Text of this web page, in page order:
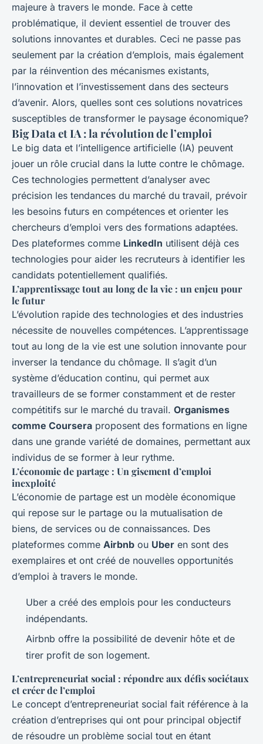
majeure à travers le monde. Face à cette
problématique, il devient essentiel de trouver des
solutions innovantes et durables. Ceci ne passe pas
seulement par la création d’emplois, mais également
par la réinvention des mécanismes existants,
l’innovation et l’investissement dans des secteurs
d’avenir. Alors, quelles sont ces solutions novatrices
susceptibles de transformer le paysage économique?
Big Data et IA : la révolution de l’emploi
Le big data et l’intelligence artificielle (IA) peuvent
jouer un rôle crucial dans la lutte contre le chômage.
Ces technologies permettent d’analyser avec
précision les tendances du marché du travail, prévoir
les besoins futurs en compétences et orienter les
chercheurs d’emploi vers des formations adaptées.
Des plateformes comme LinkedIn utilisent déjà ces
technologies pour aider les recruteurs à identifier les
candidats potentiellement qualifiés.
L’apprentissage tout au long de la vie : un enjeu pour
le futur
L’évolution rapide des technologies et des industries
nécessite de nouvelles compétences. L’apprentissage
tout au long de la vie est une solution innovante pour
inverser la tendance du chômage. Il s’agit d’un
système d’éducation continu, qui permet aux
travailleurs de se former constamment et de rester
compétitifs sur le marché du travail. Organismes
comme Coursera proposent des formations en ligne
dans une grande variété de domaines, permettant aux
individus de se former à leur rythme.
L’économie de partage : Un gisement d’emploi
inexploité
L’économie de partage est un modèle économique
qui repose sur le partage ou la mutualisation de
biens, de services ou de connaissances. Des
plateformes comme Airbnb ou Uber en sont des
exemplaires et ont créé de nouvelles opportunités
d’emploi à travers le monde.
Uber a créé des emplois pour les conducteurs
indépendants.
Airbnb offre la possibilité de devenir hôte et de
tirer profit de son logement.
L’entrepreneuriat social : répondre aux défis sociétaux
et créer de l’emploi
Le concept d’entrepreneuriat social fait référence à la
création d’entreprises qui ont pour principal objectif
de résoudre un problème social tout en étant